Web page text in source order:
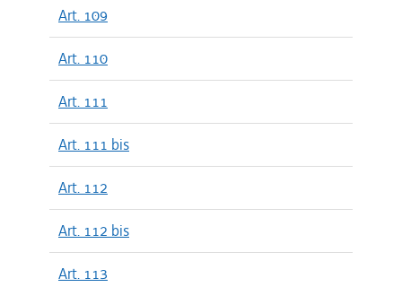
Art. 109
Art. 110
Art. 111
Art. 111 bis
Art. 112
Art. 112 bis
Art. 113